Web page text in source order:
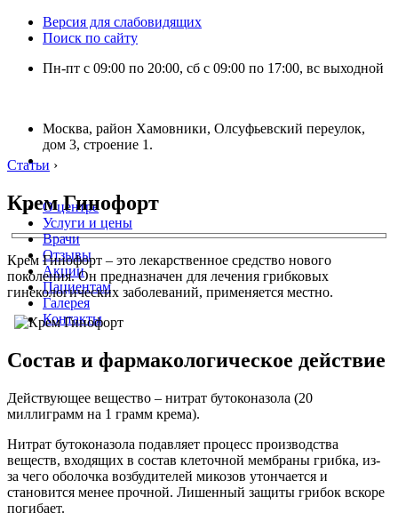
Версия для слабовидящих
Поиск по сайту
Пн-пт с 09:00 по 20:00, сб с 09:00 по 17:00, вс выходной
Москва, район Хамовники, Олсуфьевский переулок,
дом 3, строение 1.
О центре
Услуги и цены
Врачи
Отзывы
Акции
Пациентам
Галерея
Контакты
Статьи ›
Крем Гинофорт
Крем Гинофорт – это лекарственное средство нового
поколения. Он предназначен для лечения грибковых
гинекологических заболеваний, применяется местно.
Состав и фармакологическое действие
Действующее вещество – нитрат бутоконазола (20
миллиграмм на 1 грамм крема).
Нитрат бутоконазола подавляет процесс производства
веществ, входящих в состав клеточной мембраны грибка, из-
за чего оболочка возбудителей микозов утончается и
становится менее прочной. Лишенный защиты грибок вскоре
погибает.